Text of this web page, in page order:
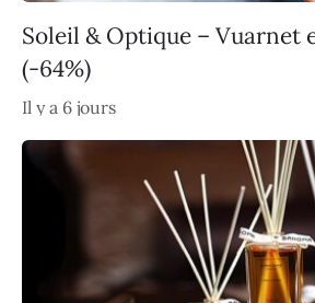
Soleil & Optique – Vuarnet
(-64%)
Il y a 6 jours